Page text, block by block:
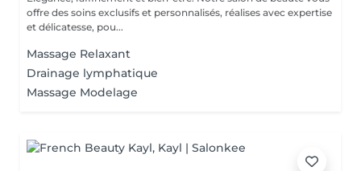
offre des soins exclusifs et personnalisés, réalises avec expertise
et délicatesse, pou...
Massage Relaxant
Drainage lymphatique
Massage Modelage